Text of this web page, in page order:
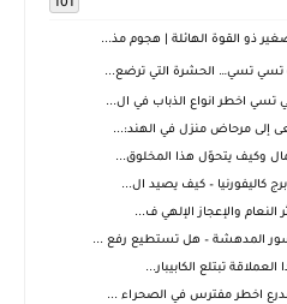
101
ذو القوة الهائلة | هجوم مذ...
تسي اخطر انواع الذباب في ال...
إلى مرحاض منزل في الهند:...
وكيف يتحوّل هذا المخلوق...
كاليفورنيا – كيف يصيد ال...
النعام والإعجاز الإلهي ف...
المدهشة – هل تستطيع رفع ...
العملاقة تبتلع الكابيبار...
اخطر مفترس في الصحراء ...